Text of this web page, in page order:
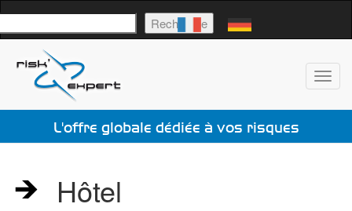
Recherche
L'offre globale dédiée à vos risques
Hôtel